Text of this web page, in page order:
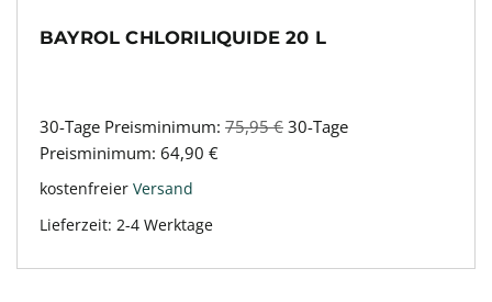
BAYROL CHLORILIQUIDE 20 L
30-Tage Preisminimum: 75,95€ 30-Tage
Preisminimum: 64,90 €
kostenfreier Versand
Lieferzeit: 2-4 Werktage